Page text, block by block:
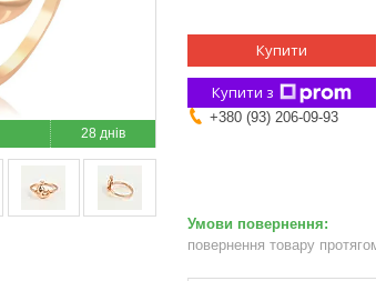
28 днів
Купити
Купити з
+380 (93) 206-09-93
повернення товару